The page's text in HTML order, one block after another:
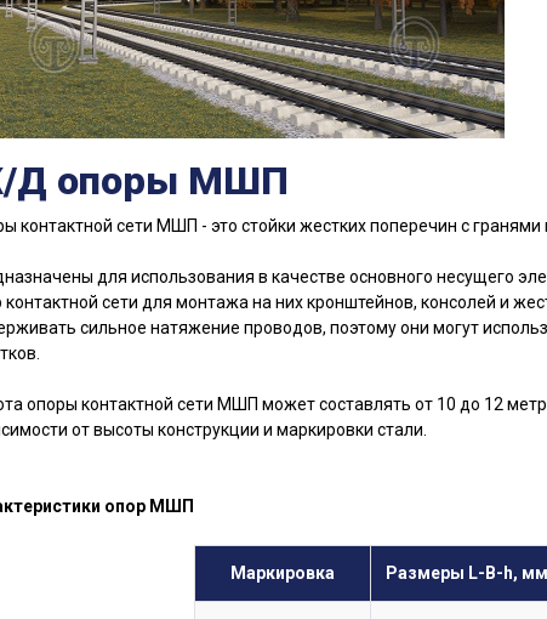
опоры МШП
контактной сети МШП - это стойки жестких поперечин с гранями
для использования в качестве основного несущего
контактной сети для монтажа на них кронштейнов, консолей и
сильное натяжение проводов, поэтому они могут
опоры контактной сети МШП может составлять от 10 до 12
от высоты конструкции и маркировки стали.
опор МШП
Маркировка Размеры L-B-h, мм